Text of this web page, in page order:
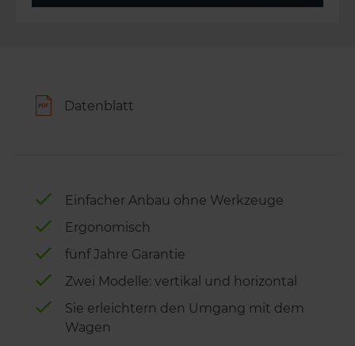
Datenblatt
Einfacher Anbau ohne Werkzeuge
Ergonomisch
fünf Jahre Garantie
Zwei Modelle: vertikal und horizontal
Sie erleichtern den Umgang mit dem
Wagen